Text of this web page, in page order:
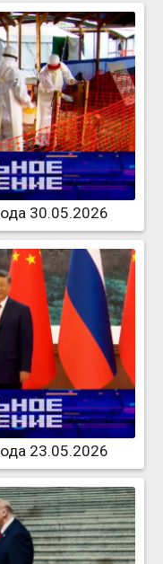
30.05.2026
23.05.2026